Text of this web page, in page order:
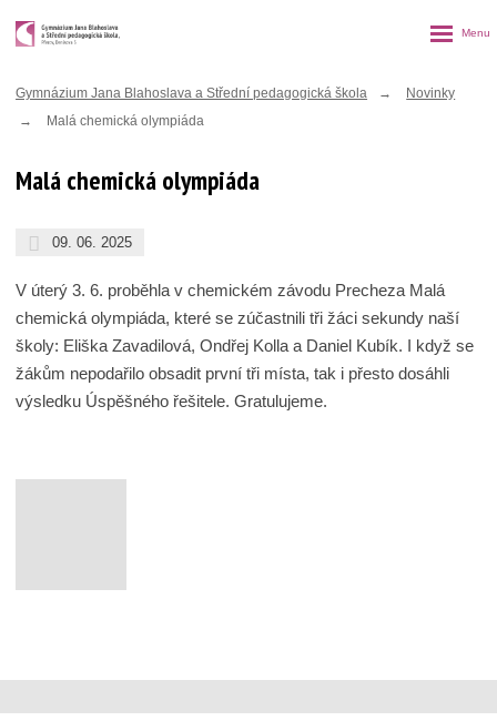
Gymnázium Jana Blahoslava a Střední pedagogická škola
Novinky
Malá chemická olympiáda
Malá chemická olympiáda
09. 06. 2025
V úterý 3. 6. proběhla v chemickém závodu Precheza Malá
chemická olympiáda, které se zúčastnili tři žáci sekundy naší
školy: Eliška Zavadilová, Ondřej Kolla a Daniel Kubík. I když se
žákům nepodařilo obsadit první tři místa, tak i přesto dosáhli
výsledku Úspěšného řešitele. Gratulujeme.